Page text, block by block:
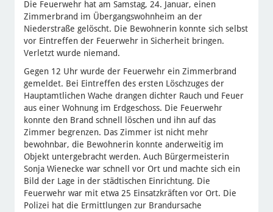
Die Feuerwehr hat am Samstag, 24. Januar, einen
Zimmerbrand im Übergangswohnheim an der
Niederstraße gelöscht. Die Bewohnerin konnte sich selbst
vor Eintreffen der Feuerwehr in Sicherheit bringen.
Verletzt wurde niemand.
Gegen 12 Uhr wurde der Feuerwehr ein Zimmerbrand
gemeldet. Bei Eintreffen des ersten Löschzuges der
Hauptamtlichen Wache drangen dichter Rauch und Feuer
aus einer Wohnung im Erdgeschoss. Die Feuerwehr
konnte den Brand schnell löschen und ihn auf das
Zimmer begrenzen. Das Zimmer ist nicht mehr
bewohnbar, die Bewohnerin konnte anderweitig im
Objekt untergebracht werden. Auch Bürgermeisterin
Sonja Wienecke war schnell vor Ort und machte sich ein
Bild der Lage in der städtischen Einrichtung. Die
Feuerwehr war mit etwa 25 Einsatzkräften vor Ort. Die
Polizei hat die Ermittlungen zur Brandursache